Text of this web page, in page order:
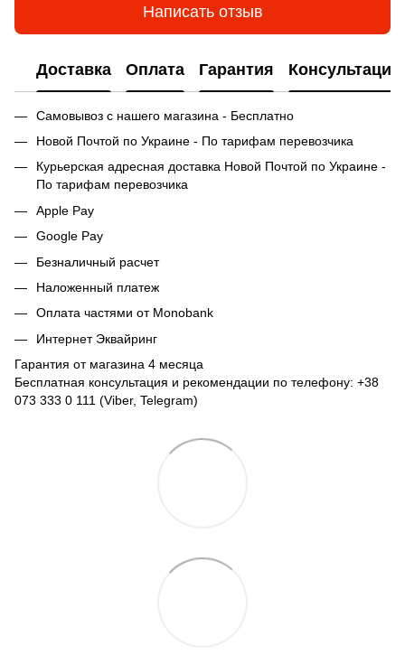
Написать отзыв
Доставка Оплата Гарантия Консультация
Самовывоз с нашего магазина - Бесплатно
Новой Почтой по Украине - По тарифам перевозчика
Курьерская адресная доставка Новой Почтой по Украине -
По тарифам перевозчика
Apple Pay
Google Pay
Безналичный расчет
Наложенный платеж
Оплата частями от Monobank
Интернет Эквайринг
Гарантия от магазина 4 месяца
Бесплатная консультация и рекомендации по телефону: +38
073 333 0 111 (Viber, Telegram)